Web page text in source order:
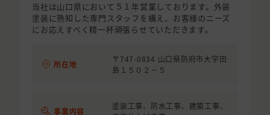
当社は山口県において５１年営業しております。外装
塗装に熟知した専門スタッフを構え、お客様のニーズ
にお応えすべく精一杯頑張らせていただきます。
所在地
〒747-0834 山口県防府市大字田
島１５０２－５
事業内容
塗装工事、防水工事、建築工事、